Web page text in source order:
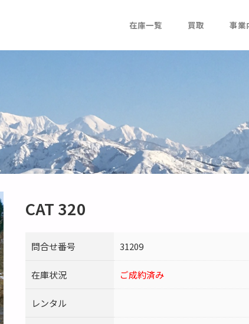
在庫一覧 買取 事業
CAT 320
問合せ番号 31209
在庫状況 ご成約済み
レンタル